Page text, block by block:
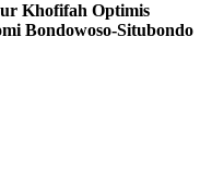
Khofifah Optimis
Bondowoso-Situbondo